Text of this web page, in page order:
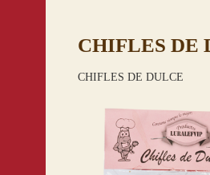
CHIFLES DE
CHIFLES DE DULCE